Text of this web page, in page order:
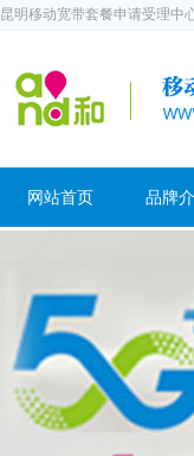
昆明移动宽带套餐申请受理
网站首页 品牌